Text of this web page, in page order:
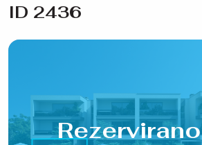
ID 2436
Rezervirano